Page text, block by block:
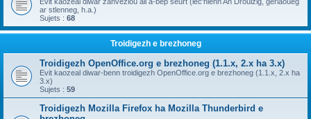
ar stlenneg, h.a.)
Sujets : 68
Troidigezh e brezhoneg
Troidigezh OpenOffice.org e brezhoneg (1.1.x, 2.x ha 3.x)
Evit kaozeal diwar-benn troidigezh OpenOffice.org e brezhoneg (1.1.x, 2.x ha
3.x)
Sujets : 59
Troidigezh Mozilla Firefox ha Mozilla Thunderbird e